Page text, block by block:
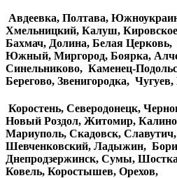
Авдеевка, Полтава,
Хмельницкий, Калуш,
Бахмач, Долина, Белая Церковь,
Южный, Миргород, Боярка,
Синельниково, Каменец-
Берегово, Звенигородка,
Коростень, Северодонецк,
Новый Роздол, Житомир,
Мариуполь, Скадовск,
Шевченковский, Ладыжин,
Днепродзержинск, Сумы,
Ковель, Коростышев, Орехов,